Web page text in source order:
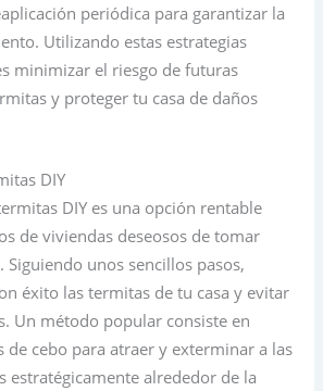
periódica para garantizar la
Utilizando estas estrategias
minimizar el riesgo de futuras
y proteger tu casa de daños
DIY
DIY es una opción rentable
de viviendas deseosos de tomar
Siguiendo unos sencillos pasos,
éxito las termitas de tu casa y evitar
Un método popular consiste en
de cebo para atraer y exterminar a las
estratégicamente alrededor de la